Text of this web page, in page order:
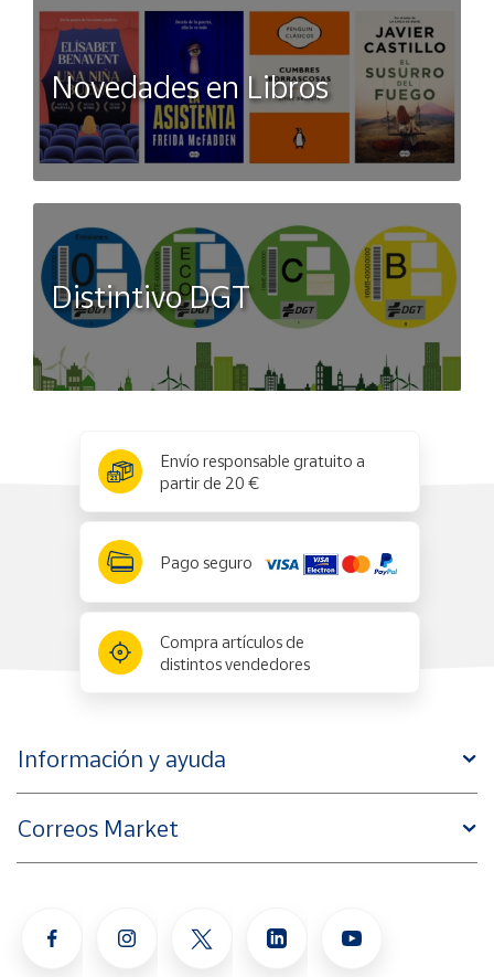
Novedades en Libros
Distintivo DGT
Envío responsable gratuito a
partir de 20 €
Pago seguro
Compra artículos de
distintos vendedores
Información y ayuda
Correos Market